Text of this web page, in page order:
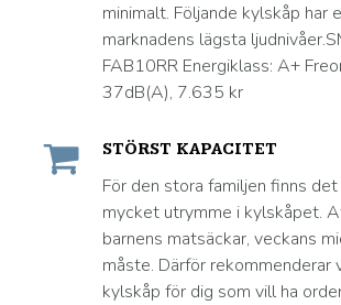
minimalt. Följande kylskåp har
marknadens lägsta
FAB10RR Energiklass: A+
37dB(A), 7.635 kr
STÖRST KAPACITET
För den stora familjen finns
mycket utrymme i kylskåpet.
barnens matsäckar, veckans
måste. Därför rekommenderar
kylskåp för dig som vill ha